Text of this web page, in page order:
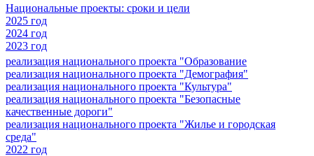
Национальные проекты: сроки и цели
2025 год
2024 год
2023 год
реализация национального проекта "Образование
реализация национального проекта "Демография"
реализация национального проекта "Культура"
реализация национального проекта "Безопасные
качественные дороги"
реализация национального проекта "Жилье и городская
среда"
2022 год